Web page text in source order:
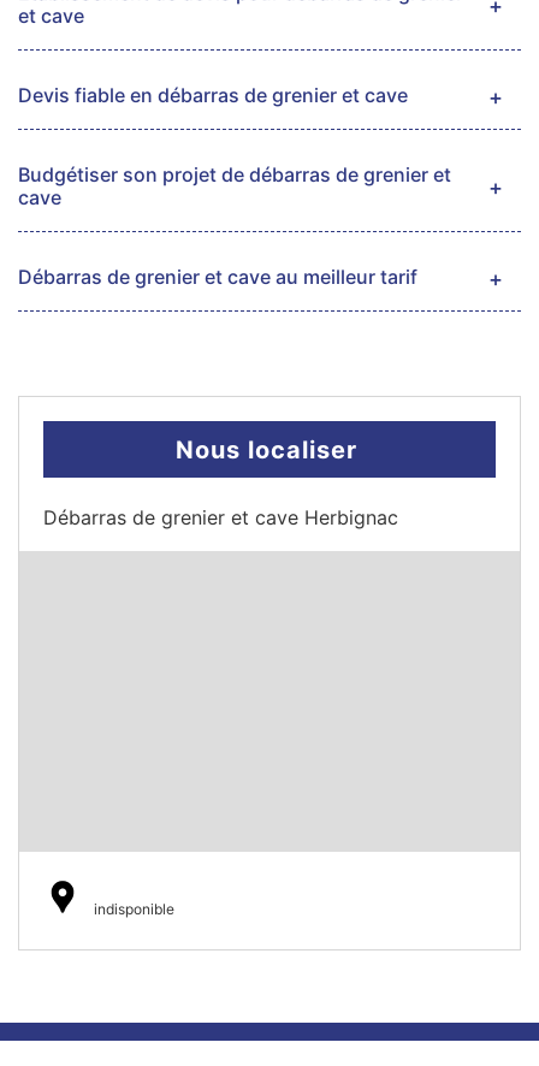
et cave
Devis fiable en débarras de grenier et cave
Budgétiser son projet de débarras de grenier et
cave
Débarras de grenier et cave au meilleur tarif
Nous localiser
Débarras de grenier et cave Herbignac
indisponible